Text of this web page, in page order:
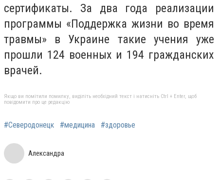
сертификаты. За два года реализации
программы «Поддержка жизни во время
травмы» в Украине такие учения уже
прошли 124 военных и 194 гражданских
врачей.
Якщо ви помітили помилку, виділіть необхідний текст і натисніть Ctrl + Enter, щоб
повідомити про це редакцію
#Северодонецк #медицина #здоровье
Александра